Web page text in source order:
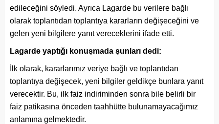
edileceğini söyledi. Ayrıca Lagarde bu verilere bağlı
olarak toplantıdan toplantıya kararların değişeceğini ve
gelen yeni bilgilere yanıt vereceklerini ifade etti.
Lagarde yaptığı konuşmada şunları dedi:
İlk olarak, kararlarımız veriye bağlı ve toplantıdan
toplantıya değişecek, yeni bilgiler geldikçe bunlara yanıt
verecektir. Bu, ilk faiz indiriminden sonra bile belirli bir
faiz patikasına önceden taahhütte bulunamayacağımız
anlamına gelmektedir.